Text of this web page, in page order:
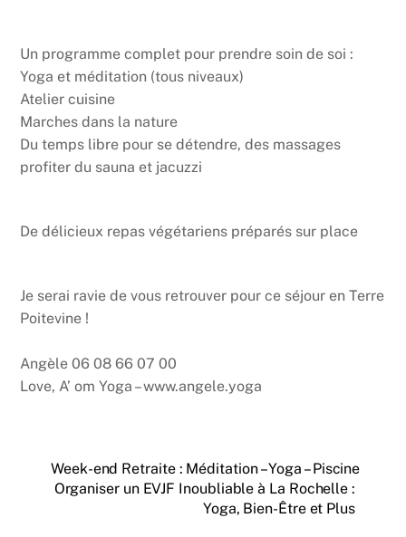
Un programme complet pour prendre soin de soi :
Yoga et méditation (tous niveaux)
Atelier cuisine
Marches dans la nature
Du temps libre pour se détendre, des massages
profiter du sauna et jacuzzi
De délicieux repas végétariens préparés sur place
Je serai ravie de vous retrouver pour ce séjour en Terre
Poitevine !
Angèle 06 08 66 07 00
Love, A’ om Yoga – www.angele.yoga
Week-end Retraite : Méditation – Yoga – Piscine
Organiser un EVJF Inoubliable à La Rochelle :
Yoga, Bien-Être et Plus